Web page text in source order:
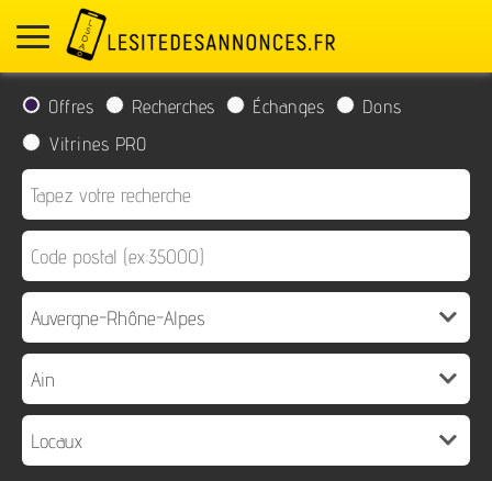
Offres Recherches Échanges
Dons
Vitrines PRO